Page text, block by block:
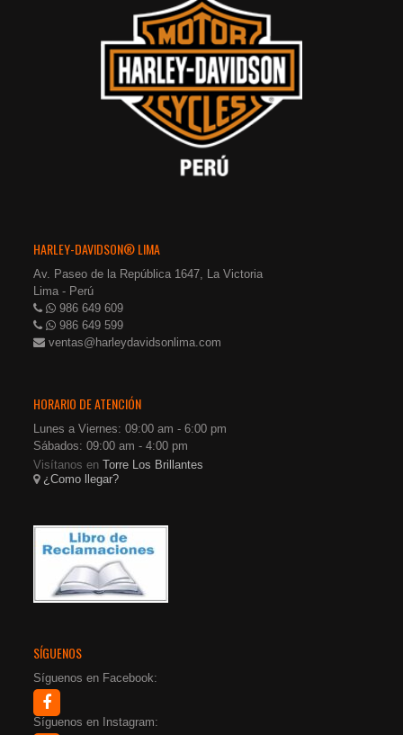
HARLEY-DAVIDSON® LIMA
Av. Paseo de la República 1647, La Victoria
Lima - Perú
986 649 609
986 649 599
ventas@harleydavidsonlima.com
HORARIO DE ATENCIÓN
Lunes a Viernes: 09:00 am - 6:00 pm
Sábados: 09:00 am - 4:00 pm
Visítanos enTorre Los Brillantes
¿Como llegar?
SÍGUENOS
Síguenos en Facebook:
Síguenos en Instagram: